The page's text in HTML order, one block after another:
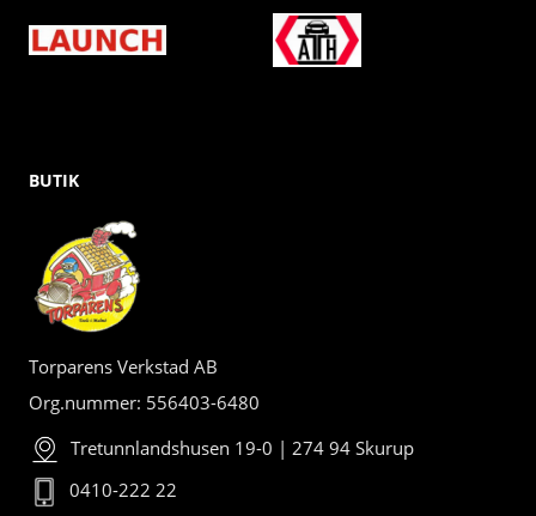
BUTIK
Torparens Verkstad AB
Org.nummer: 556403-6480
Tretunnlandshusen 19-0 | 274 94 Skurup
0410-222 22